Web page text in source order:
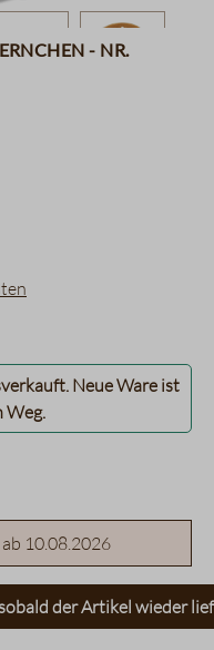
- Nr.
Neue Ware ist
Weg.
10.08.2026
der Artikel wieder